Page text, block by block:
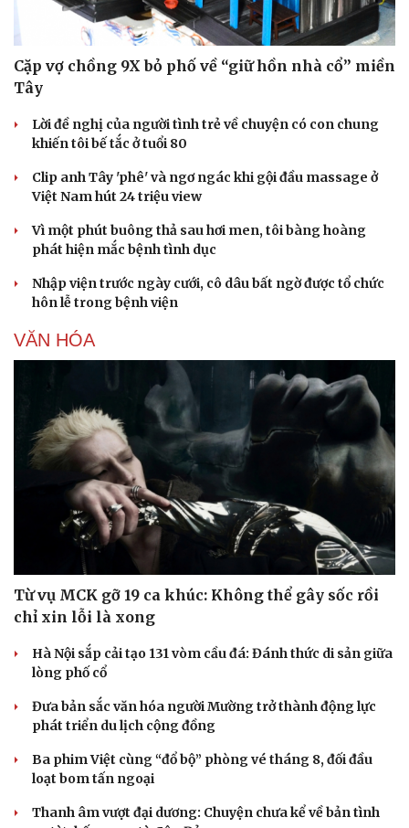
Cặp vợ chồng 9X bỏ phố về “giữ hồn nhà cổ” miền
Tây
Lời đề nghị của người tình trẻ về chuyện có con chung
khiến tôi bế tắc ở tuổi 80
Clip anh Tây 'phê' và ngơ ngác khi gội đầu massage ở
Việt Nam hút 24 triệu view
Vì một phút buông thả sau hơi men, tôi bàng hoàng
phát hiện mắc bệnh tình dục
Nhập viện trước ngày cưới, cô dâu bất ngờ được tổ chức
hôn lễ trong bệnh viện
VĂN HÓA
Từ vụ MCK gỡ 19 ca khúc: Không thể gây sốc rồi
chỉ xin lỗi là xong
Hà Nội sắp cải tạo 131 vòm cầu đá: Đánh thức di sản giữa
lòng phố cổ
Đưa bản sắc văn hóa người Mường trở thành động lực
phát triển du lịch cộng đồng
Ba phim Việt cùng “đổ bộ” phòng vé tháng 8, đối đầu
loạt bom tấn ngoại
Thanh âm vượt đại dương: Chuyện chưa kể về bản tình